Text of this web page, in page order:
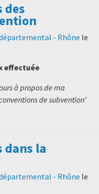
des
- Rhône le
effectuée
à propos de ma
de subvention'
dans la
- Rhône le